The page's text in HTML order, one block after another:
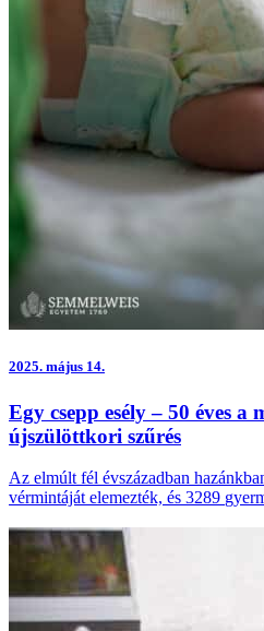
2025. május 14.
Egy csepp esély – 50 éves a
újszülöttkori szűrés
Az elmúlt fél évszázadban
vérmintáját